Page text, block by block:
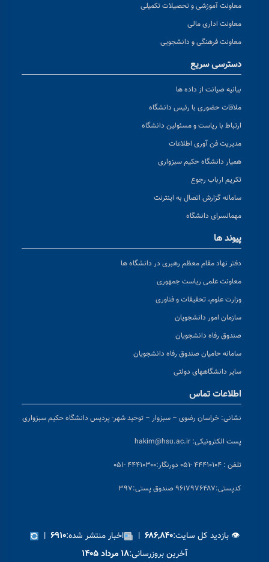
معاونت آموزشی و تحصیلات تکمیلی
معاونت اداری مالی
معاونت فرهنگی و دانشجویی
دسترسی سریع
بیانیه صیانت از داده ها
ملاقات حضوری با رئیس دانشگاه
ارتباط با ریاست و مسئولین دانشگاه
مدیریت فن آوری اطلاعات
همیار دانشگاه حکیم سبزواری
تکریم ارباب رجوع
سامانه گزارش اتصال به اینترنت
مهمانسرای دانشگاه
پیوند ها
دفتر نهاد مقام معظم رهبری در دانشگاه ها
معاونت علمی ریاست جمهوری
وزارت علوم، تحقیقات و فناوری
سازمان امور دانشجویان
صندوق رفاه دانشجویان
سامانه حامیان صندوق رفاه دانشجویان
سایر دانشگاههای دولتی
اطلاعات تماس
نشانی: خراسان رضوی – سبزوار – توحید شهر- پردیس دانشگاه حکیم سبزواری
پست الکترونیکی: hakim@hsu.ac.ir
تلفن : ۴۴۴۱۰۱۰۴ -۰۵۱ دورنگار:۴۴۴۱۰۳۰۰ -۰۵۱
کدپستی:۹۶۱۷۹۷۶۴۸۷ صندوق پستی:۳۹۷
👁 بازدید کل سایت:۶۸۶,۸۴۰ | اخبار منتشر شده:۶۹۱۰ |
آخرین بروزرسانی:۱۸ مرداد ۱۴۰۵